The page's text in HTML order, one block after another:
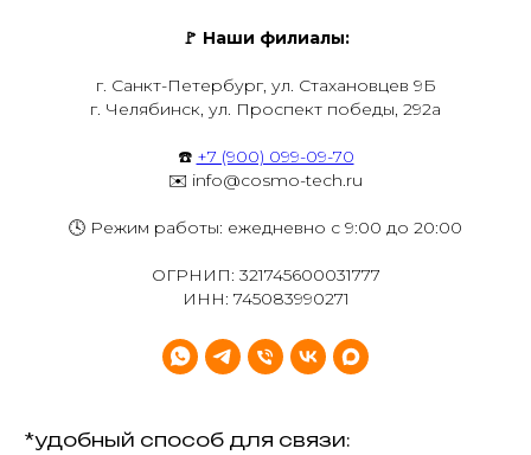
🚩 Наши филиалы:
г. Санкт-Петербург, ул. Стахановцев 9Б
г. Челябинск, ул. Проспект победы, 292а
☎️ +7 (900) 099-09-70
✉️ info@cosmo-tech.ru
🕓 Режим работы: ежедневно с 9:00 до 20:00
ОГРНИП: 321745600031777
ИНН: 745083990271
*удобный способ для связи: